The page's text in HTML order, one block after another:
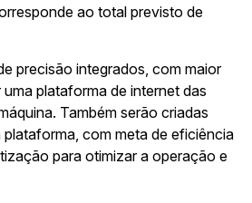
ao total previsto de
precisão integrados, com maior
plataforma de internet das
Também serão criadas
com meta de eficiência
para otimizar a operação e